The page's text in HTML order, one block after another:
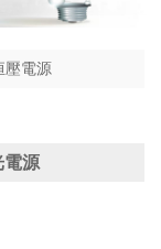
壓電源
電源